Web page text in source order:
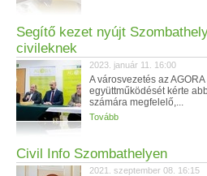
Segítő kezet nyújt
civileknek
2023. január 11. 16:00
A városvezetés az
együttműködését kérte
számára megfelelő,...
Tovább
Civil Info Szombathelyen
2021. szeptember 08. 16:15